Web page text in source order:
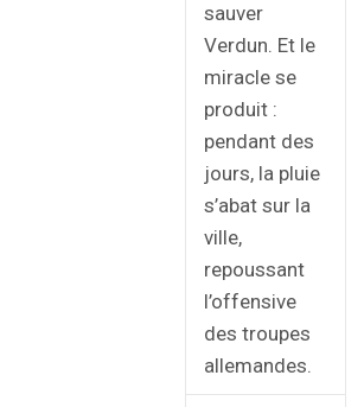
sauver
Verdun. Et le
miracle se
produit :
pendant des
jours, la pluie
s’abat sur la
ville,
repoussant
l’offensive
des troupes
allemandes.